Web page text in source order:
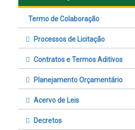
Termo de Colaboração
Processos de Licitação
Contratos e Termos Aditivos
Planejamento Orçamentário
Acervo de Leis
Decretos